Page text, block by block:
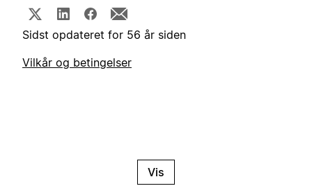
Sidst opdateret for 56 år siden
Vilkår og betingelser
Vis